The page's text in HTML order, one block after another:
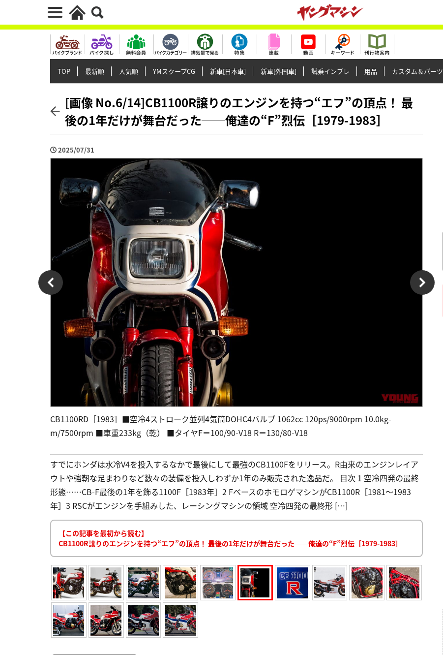
TOP 最新順 人気順 YMスクープCG 新車[日本車] 新車[外国車] 試乗インプレ 用品 カスタム＆パーツ
[画像 No.6/14]CB1100R譲りのエンジンを持つ“エフ”の頂点！ 最
後の1年だけが舞台だった──俺達の“F”烈伝［1979-1983］
2025/07/31
CB1100RD［1983］■空冷4ストローク並列4気筒DOHC4バルブ 1062cc 120ps/9000rpm 10.0kg-
m/7500rpm ■車重233kg（乾） ■タイヤF＝100/90-V18 R＝130/80-V18
すでにホンダは水冷V4を投入するなかで最後にして最強のCB1100Fをリリース。R由来のエンジンレイア
ウトや強靭な足まわりなど数々の装備を投入しわずか1年のみ販売された逸品だ。 目次 1 空冷四発の最終
形態……CB-F最後の1年を飾る1100F［1983年］2 FベースのホモロゲマシンがCB1100R［1981～1983
年］3 RSCがエンジンを手組みした、レーシングマシンの領域 空冷四発の最終形 […]
【この記事を最初から読む】
CB1100R譲りのエンジンを持つ“エフ”の頂点！ 最後の1年だけが舞台だった──俺達の“F”烈伝［1979-1983］